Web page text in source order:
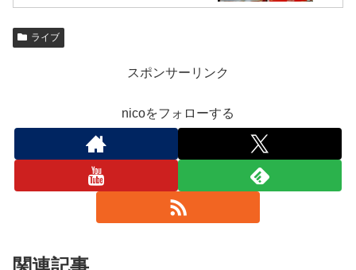
ライブ
スポンサーリンク
nicoをフォローする